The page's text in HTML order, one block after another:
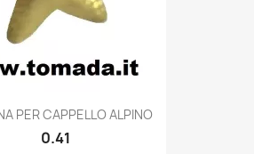
Quick view
PER CAPPELLO ALPINO
0.41